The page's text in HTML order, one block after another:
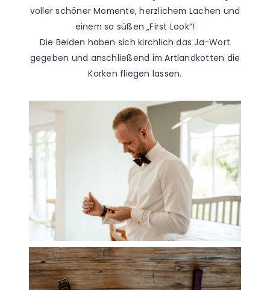
voller schöner Momente, herzlichem Lachen und
einem so süßen „First Look“!
Die Beiden haben sich kirchlich das Ja-Wort
gegeben und anschließend im Artlandkotten die
Korken fliegen lassen.